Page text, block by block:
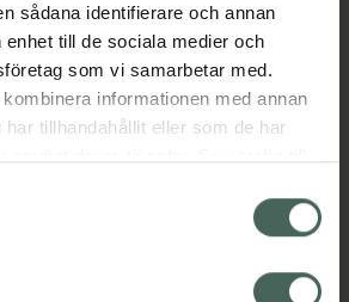
sådana identifierare och annan
enhet till de sociala medier och
som vi samarbetar med.
informationen med annan
tillhandahållit eller som de har
via webbplatsens
Ett återkallat samtycke påverkar inte
som skett innan återkallelsen.
Vegansk hårvård